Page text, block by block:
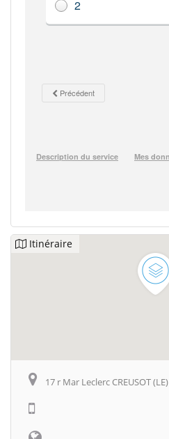
Itinéraire
17 r Mar Leclerc CREUSOT (LE)